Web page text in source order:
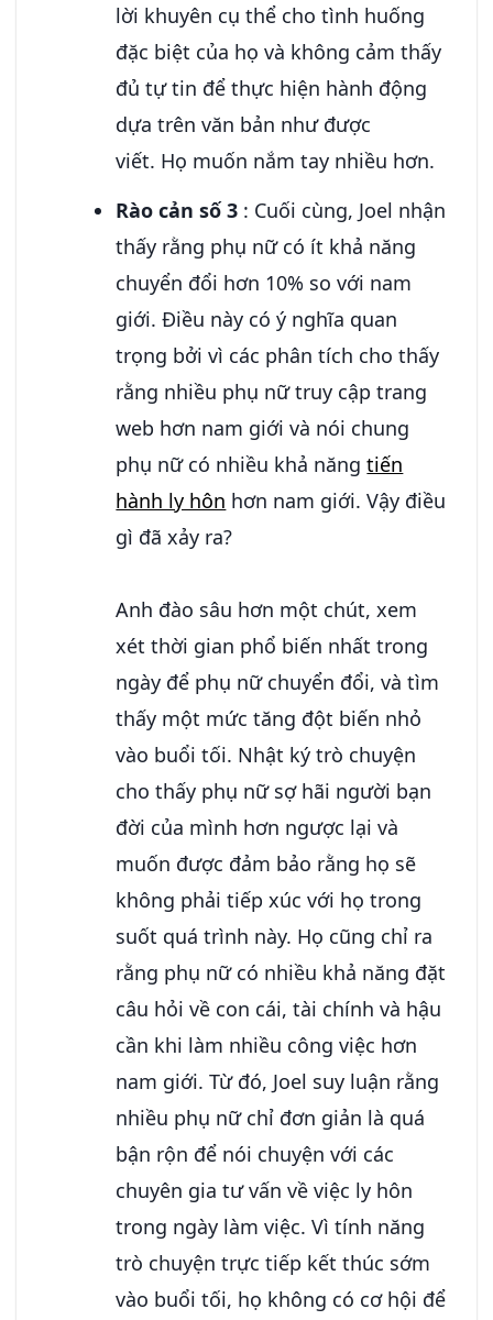
lời khuyên cụ thể cho tình huống
đặc biệt của họ và không cảm thấy
đủ tự tin để thực hiện hành động
dựa trên văn bản như được
viết. Họ muốn nắm tay nhiều hơn.
Rào cản số 3 : Cuối cùng, Joel nhận
thấy rằng phụ nữ có ít khả năng
chuyển đổi hơn 10% so với nam
giới. Điều này có ý nghĩa quan
trọng bởi vì các phân tích cho thấy
rằng nhiều phụ nữ truy cập trang
web hơn nam giới và nói chung
phụ nữ có nhiều khả năngtiến
hành ly hôn hơn nam giới. Vậy điều
gì đã xảy ra?
Anh đào sâu hơn một chút, xem
xét thời gian phổ biến nhất trong
ngày để phụ nữ chuyển đổi, và tìm
thấy một mức tăng đột biến nhỏ
vào buổi tối. Nhật ký trò chuyện
cho thấy phụ nữ sợ hãi người bạn
đời của mình hơn ngược lại và
muốn được đảm bảo rằng họ sẽ
không phải tiếp xúc với họ trong
suốt quá trình này. Họ cũng chỉ ra
rằng phụ nữ có nhiều khả năng đặt
câu hỏi về con cái, tài chính và hậu
cần khi làm nhiều công việc hơn
nam giới. Từ đó, Joel suy luận rằng
nhiều phụ nữ chỉ đơn giản là quá
bận rộn để nói chuyện với các
chuyên gia tư vấn về việc ly hôn
trong ngày làm việc. Vì tính năng
trò chuyện trực tiếp kết thúc sớm
vào buổi tối, họ không có cơ hội để